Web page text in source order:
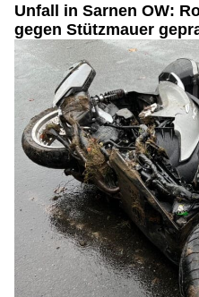
Unfall in Sarnen OW:
gegen Stützmauer